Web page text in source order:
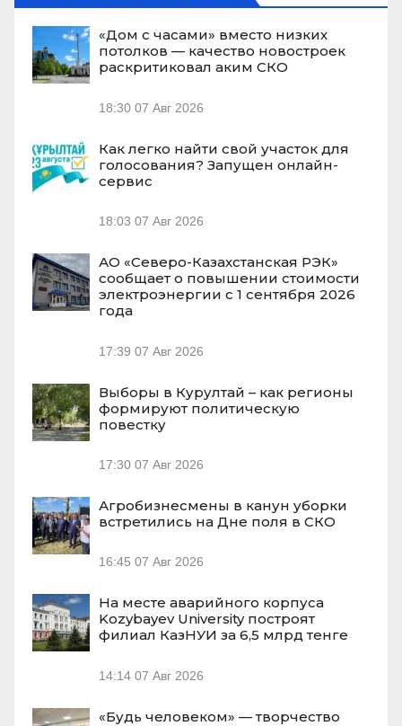
«Дом с часами» вместо низких
потолков — качество новостроек
раскритиковал аким СКО
18:30 07 Авг 2026
Как легко найти свой участок для
голосования? Запущен онлайн-
сервис
18:03 07 Авг 2026
АО «Северо-Казахстанская РЭК»
сообщает о повышении стоимости
электроэнергии с 1 сентября 2026
года
17:39 07 Авг 2026
Выборы в Курултай – как регионы
формируют политическую
повестку
17:30 07 Авг 2026
Агробизнесмены в канун уборки
встретились на Дне поля в СКО
16:45 07 Авг 2026
На месте аварийного корпуса
Kozybayev University построят
филиал КазНУИ за 6,5 млрд тенге
14:14 07 Авг 2026
«Будь человеком» — творчество